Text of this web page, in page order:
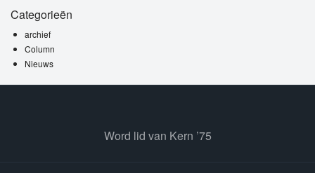
Categorieën
archief
Column
Nieuws
Word lid van Kern ’75